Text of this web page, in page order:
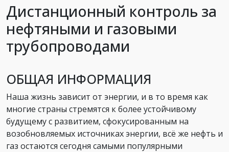
Статьи
Дистанционный контроль за
нефтяными и газовыми
трубопроводами
ОБЩАЯ ИНФОРМАЦИЯ
Наша жизнь зависит от энергии, и в то время как
многие страны стремятся к более устойчивому
будущему с развитием, сфокусированным на
возобновляемых источниках энергии, всё же нефть и
газ остаются сегодня самыми популярными